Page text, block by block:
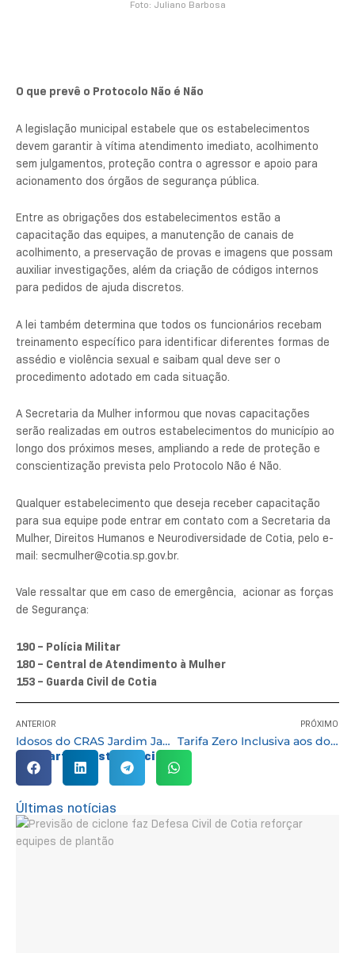
Foto: Juliano Barbosa
O que prevê o Protocolo Não é Não
A legislação municipal estabele que os estabelecimentos
devem garantir à vítima atendimento imediato, acolhimento
sem julgamentos, proteção contra o agressor e apoio para
acionamento dos órgãos de segurança pública.
Entre as obrigações dos estabelecimentos estão a
capacitação das equipes, a manutenção de canais de
acolhimento, a preservação de provas e imagens que possam
auxiliar investigações, além da criação de códigos internos
para pedidos de ajuda discretos.
A lei também determina que todos os funcionários recebam
treinamento específico para identificar diferentes formas de
assédio e violência sexual e saibam qual deve ser o
procedimento adotado em cada situação.
A Secretaria da Mulher informou que novas capacitações
serão realizadas em outros estabelecimentos do município ao
longo dos próximos meses, ampliando a rede de proteção e
conscientização prevista pelo Protocolo Não é Não.
Qualquer estabelecimento que deseja receber capacitação
para sua equipe pode entrar em contato com a Secretaria da
Mulher, Direitos Humanos e Neurodiversidade de Cotia, pelo e-
mail: secmulher@cotia.sp.gov.br.
Vale ressaltar que em caso de emergência, acionar as forças
de Segurança:
190 – Polícia Militar
180 – Central de Atendimento à Mulher
153 – Guarda Civil de Cotia
ANTERIOR
Idosos do CRAS Jardim Japão visitam Zoológico de Sorocaba em atividade de convivência e lazer
PRÓXIMO
Tarifa Zero Inclusiva aos domingos já está valendo em Cotia
Compartilhe esta notícia:
Últimas notícias